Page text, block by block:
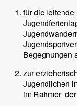
für die leitende
Begegnungen
zur
Jugendlichen
im Rahmen